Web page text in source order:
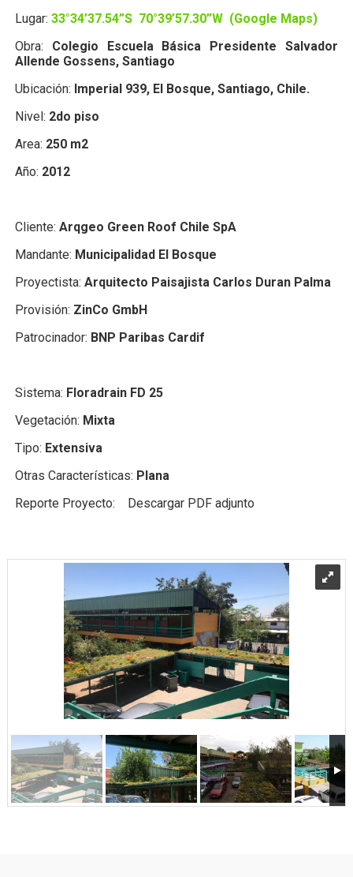
Lugar: 33°34’37.54”S 70°39’57.30”W (Google Maps)
Obra: Colegio Escuela Básica Presidente Salvador
Allende Gossens, Santiago
Ubicación: Imperial 939, El Bosque, Santiago, Chile.
Nivel: 2do piso
Area: 250 m2
Año: 2012
Cliente: Arqgeo Green Roof Chile SpA
Mandante: Municipalidad El Bosque
Proyectista: Arquitecto Paisajista Carlos Duran Palma
Provisión: ZinCo GmbH
Patrocinador: BNP Paribas Cardif
Sistema: Floradrain FD 25
Vegetación: Mixta
Tipo: Extensiva
Otras Características: Plana
Reporte Proyecto: Descargar PDF adjunto